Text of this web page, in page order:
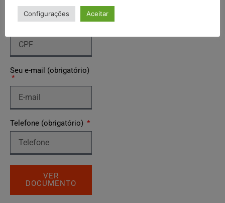
Seu e-mail (obrigatório)
Telefone (obrigatório)
VER
DOCUMENTO
Configurações Aceitar